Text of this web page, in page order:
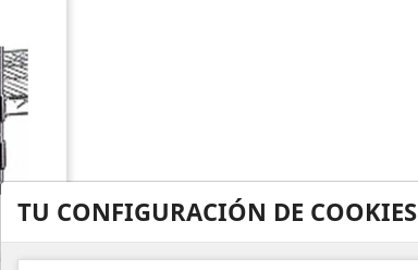
TU CONFIGURACIÓN DE COOKIES